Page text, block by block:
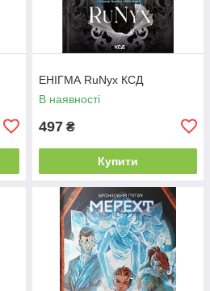
ЕНІГМА RuNyx КСД
В наявності
497 ₴
Купити